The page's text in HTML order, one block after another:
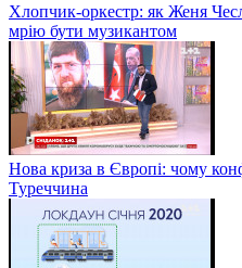
Хлопчик-оркестр: як Женя
мрію бути музикантом
Нова криза в Європі: чому
Туреччина